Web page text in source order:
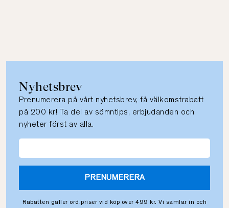
Nyhetsbrev
Prenumerera på vårt nyhetsbrev, få välkomstrabatt
på 200 kr! Ta del av sömntips, erbjudanden och
nyheter först av alla.
PRENUMERERA
Rabatten gäller ord.priser vid köp över 499 kr. Vi samlar in och